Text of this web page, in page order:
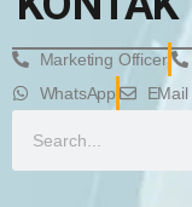
Marketing Officer
WhatsApp
EMail